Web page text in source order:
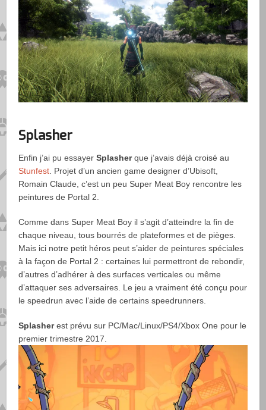
Splasher
Enfin j’ai pu essayerSplasherque j’avais déjà croisé au
Stunfest. Projet d’un ancien game designer d’Ubisoft,
Romain Claude, c’est un peu Super Meat Boy rencontre les
peintures de Portal 2.
Comme dans Super Meat Boy il s’agit d’atteindre la fin de
chaque niveau, tous bourrés de plateformes et de pièges.
Mais ici notre petit héros peut s’aider de peintures spéciales
à la façon de Portal 2 : certaines lui permettront de rebondir,
d’autres d’adhérer à des surfaces verticales ou même
d’attaquer ses adversaires. Le jeu a vraiment été conçu pour
le speedrun avec l’aide de certains speedrunners.
Splasherest prévu sur PC/Mac/Linux/PS4/Xbox One pour le
premier trimestre 2017.